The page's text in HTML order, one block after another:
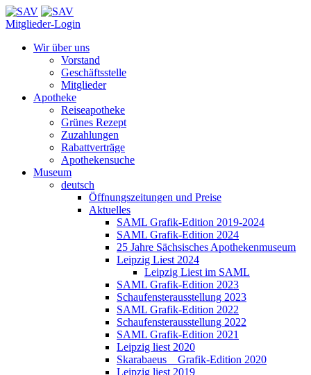
Mitglieder-Login
Wir über uns
Vorstand
Geschäftsstelle
Mitglieder
Apotheke
Reiseapotheke
Grünes Rezept
Zuzahlungen
Rabattverträge
Apothekensuche
Museum
deutsch
Öffnungszeitungen und Preise
Aktuelles
SAML Grafik-Edition 2019-2024
SAML Grafik-Edition 2024
25 Jahre Sächsisches Apothekenmuseum
Leipzig Liest 2024
Leipzig Liest im SAML
SAML Grafik-Edition 2023
Schaufensterausstellung 2023
SAML Grafik-Edition 2022
Schaufensterausstellung 2022
SAML Grafik-Edition 2021
Leipzig liest 2020
Skarabaeus _ Grafik-Edition 2020
Leipzig liest 2019